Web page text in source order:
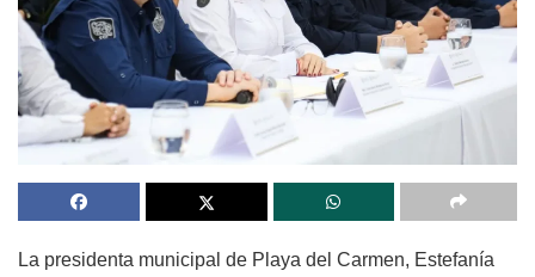
La presidenta municipal de Playa del Carmen, Estefanía